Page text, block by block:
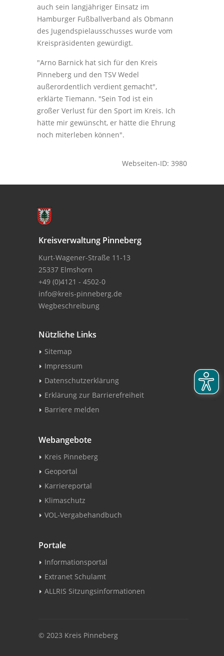
auch sein langjähriger Einsatz im
Hamburger Fußballverband als Obmann
des Jugendspielausschusses wurde vom
Kreispräsidenten gewürdigt.
"Arno Barnick hat sich für den Kreis
Pinneberg und den TSV Wedel
außerordentlich verdient gemacht",
erklärte Tiemann. "Sein Tod ist ein
großer Verlust für den Sport im Kreis. Ich
hätte mir gewünscht, er hätte die Ehrung
noch miterleben können".
Webseiten-ID: 3980
Kreisverwaltung Pinneberg
Kurt-Wagener-Straße 11-13
25337 Elmshorn
+49 (0)4121 - 4502-0
info@kreis-pinneberg.de
Wegbeschreibung
Nützliche Links
Sitemap
Impressum
Datenschutzerklärung
Erklärung zur Barrierefreiheit
Barriere melden
Webangebote
Kreis Pinneberg
Geoportal
Karriereportal
Klimaschutz
VOL-Vergabehandbuch
Portale
Informationsportal
Extranet Schulamt
ALLRIS Sitzungsinformationen
© 2023 Kreis Pinneberg